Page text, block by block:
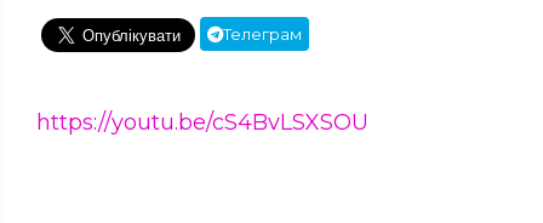
Телеграм
https://youtu.be/cS4BvLSXSOU